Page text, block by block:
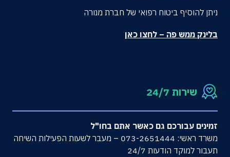
ניתן להוסיף ביטוח רפואי של חברת מנורה
בלינק ממש פה – לחצו כאן
שירות 24/7
זמינים עבורכם גם כאשר אתם בחו"ל
משרד ראשי: 073-2651444 – מעבר לשעות הפעילות השיחה
תעבור למוקד הודעות 24/7